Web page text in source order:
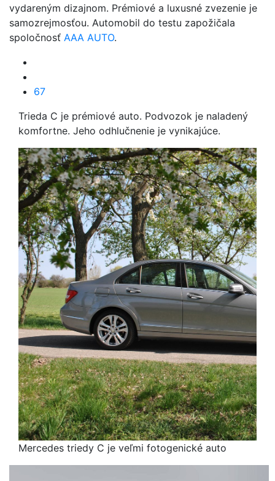
vydareným dizajnom. Prémiové a luxusné zvezenie je
samozrejmosťou. Automobil do testu zapožičala
spoločnosť AAA AUTO.
67
Trieda C je prémiové auto. Podvozok je naladený
komfortne. Jeho odhlučnenie je vynikajúce.
Mercedes triedy C je veľmi fotogenické auto